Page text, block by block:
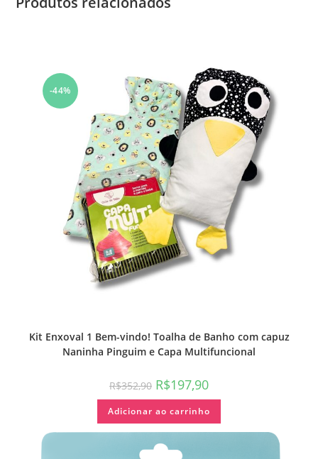
-44%
Kit Enxoval 1 Bem-vindo! Toalha de Banho com capuz
Naninha Pinguim e Capa Multifuncional
R$352,90 R$197,90
Adicionar ao carrinho